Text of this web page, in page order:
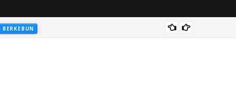
BERKEBUN